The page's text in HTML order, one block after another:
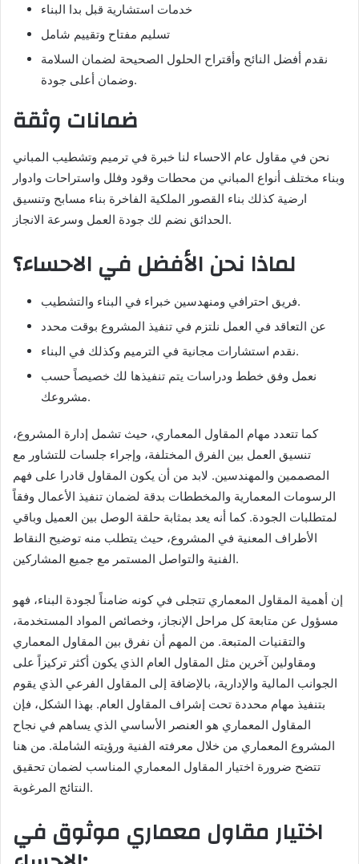
خدمات استشارية قبل بدا البناء
تسليم مفتاح وتقييم شامل
نقدم أفضل النائح وأقتراح الحلول الصحيحة لضمان السلامة
وضمان أعلى جودة.
ضمانات وثقة
نحن في مقاول عام الاحساء لنا خبرة في ترميم وتشطيب المباني
وبناء مختلف أنواع المباني من محطات وقود وفلل واستراحات وادوار
ارضية كذلك بناء القصور الملكية الفاخرة بناء مسابح وتنسيق
الحدائق نضم لك جودة العمل وسرعة الانجاز.
لماذا نحن الأفضل في الاحساء؟
فريق احترافي ومنهدسين خبراء في البناء والتشطيب.
عن التعاقد في العمل نلتزم في تنفيذ المشروع بوقت محدد
نقدم استشارات مجانية في الترميم وكذلك في البناء.
نعمل وفق خطط ودراسات يتم تنفيذها لك خصيصاً حسب
مشروعك.
كما تتعدد مهام المقاول المعماري، حيث تشمل إدارة المشروع،
تنسيق العمل بين الفرق المختلفة، وإجراء جلسات للتشاور مع
المصممين والمهندسين. لابد من أن يكون المقاول قادرا على فهم
الرسومات المعمارية والمخططات بدقة لضمان تنفيذ الأعمال وفقاً
لمتطلبات الجودة. كما أنه يعد بمثابة حلقة الوصل بين العميل وباقي
الأطراف المعنية في المشروع، حيث يتطلب منه توضيح النقاط
الفنية والتواصل المستمر مع جميع المشاركين.
إن أهمية المقاول المعماري تتجلى في كونه ضامناً لجودة البناء، فهو
مسؤول عن متابعة كل مراحل الإنجاز، وخصائص المواد المستخدمة،
والتقنيات المتبعة. من المهم أن نفرق بين المقاول المعماري
ومقاولين آخرين مثل المقاول العام الذي يكون أكثر تركيزاً على
الجوانب المالية والإدارية، بالإضافة إلى المقاول الفرعي الذي يقوم
بتنفيذ مهام محددة تحت إشراف المقاول العام. بهذا الشكل، فإن
المقاول المعماري هو العنصر الأساسي الذي يساهم في نجاح
المشروع المعماري من خلال معرفته الفنية ورؤيته الشاملة. من هنا
تتضح ضرورة اختيار المقاول المعماري المناسب لضمان تحقيق
النتائج المرغوبة.
اختيار مقاول معماري موثوق في